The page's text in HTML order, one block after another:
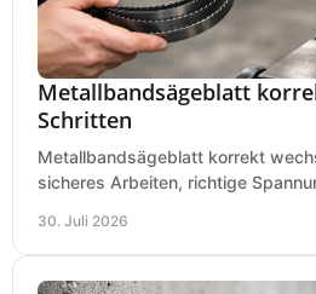
Metallbandsägeblatt
Schritten
Metallbandsägeblatt korrekt
sicheres Arbeiten, richtige
30. Juli 2026